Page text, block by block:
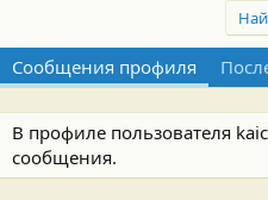
Сообщения профиля
В профиле пользователя
сообщения.